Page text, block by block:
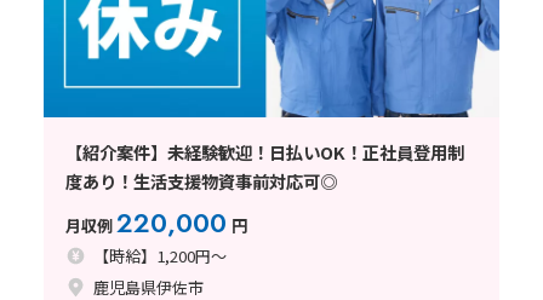
【紹介案件】未経験歓迎！日払いOK！正社員登用制
度あり！生活支援物資事前対応可◎
月収例220,000 円
【時給】1,200円～
鹿児島県伊佐市